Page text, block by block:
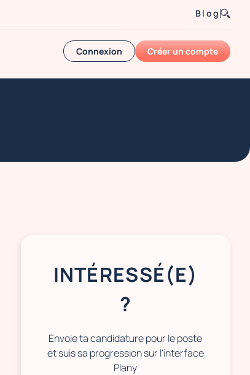
Blog
Connexion Créer un compte
INTÉRESSÉ(E)
?
Envoie ta candidature pour le poste
et suis sa progression sur l'interface
Plany